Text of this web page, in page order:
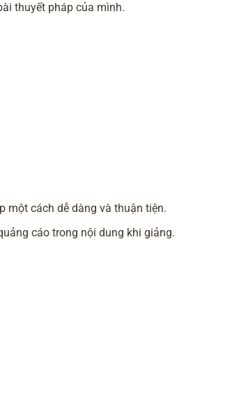
thuyết pháp của mình.
một cách dễ dàng và thuận tiện.
cáo trong nội dung khi giảng.